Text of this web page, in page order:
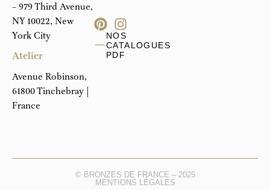
– 979 Third Avenue,
NY 10022, New
York City
Atelier
Avenue Robinson,
61800 Tinchebray |
France
NOS
CATALOGUES
PDF
© BRONZES DE FRANCE – 2025
MENTIONS LÉGALES